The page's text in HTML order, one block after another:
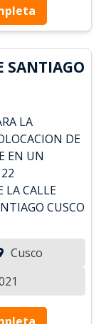
SANTIAGO
LA
DE
EN UN
LA CALLE
CUSCO
Cusco